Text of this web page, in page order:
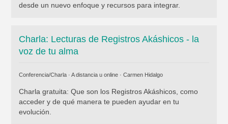
desde un nuevo enfoque y recursos para integrar.
Charla: Lecturas de Registros Akáshicos - la
voz de tu alma
Conferencia/Charla · A distancia u online · Carmen Hidalgo
Charla gratuita: Que son los Registros Akáshicos, como
acceder y de qué manera te pueden ayudar en tu
evolución.